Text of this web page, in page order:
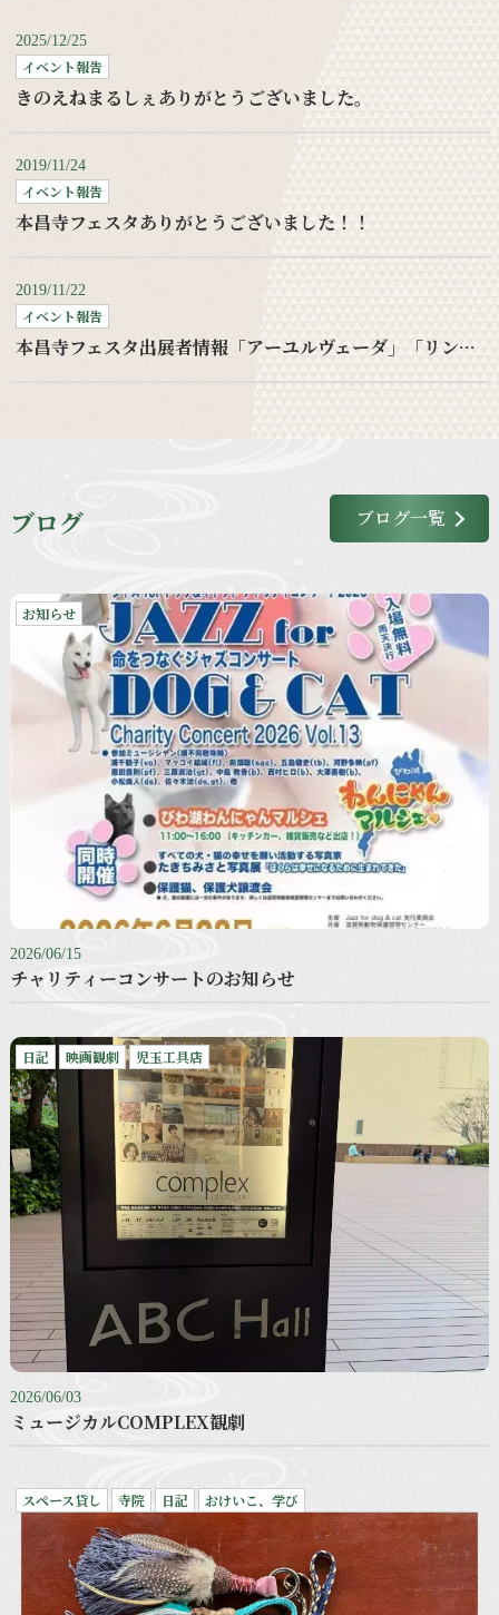
2025/12/25
イベント報告
きのえねまるしぇありがとうございました。
2019/11/24
イベント報告
本昌寺フェスタありがとうございました！！
2019/11/22
イベント報告
本昌寺フェスタ出展者情報「アーユルヴェーダ」「リンパケア」
ブログ ブログ一覧
お知らせ
2026/06/15
チャリティーコンサートのお知らせ
日記 映画観劇 児玉工具店
2026/06/03
ミュージカルCOMPLEX観劇
スペース貸し 寺院 日記 おけいこ、学び